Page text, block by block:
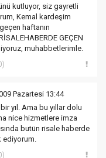
kutluyor, siz gayretli
Kemal kardeşim
haftanın
GEÇEN
muhabbetlerimle.
Pazartesi 13:44
yıl. Ama bu yıllar dolu
nice hizmetlere imza
butün risale haberde
ediyorum.